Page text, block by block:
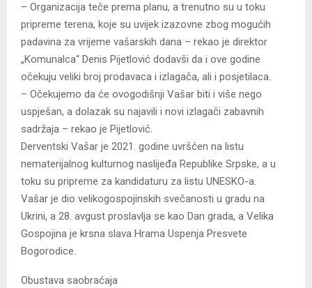
– Organizacija teče prema planu, a trenutno su u toku
pripreme terena, koje su uvijek izazovne zbog mogućih
padavina za vrijeme vašarskih dana – rekao je direktor
„Komunalca“ Denis Pijetlović dodavši da i ove godine
očekuju veliki broj prodavaca i izlagača, ali i posjetilaca.
– Očekujemo da će ovogodišnji Vašar biti i više nego
uspješan, a dolazak su najavili i novi izlagači zabavnih
sadržaja – rekao je Pijetlović.
Derventski Vašar je 2021. godine uvršćen na listu
nematerijalnog kulturnog naslijeđa Republike Srpske, a u
toku su pripreme za kandidaturu za listu UNESKO-a.
Vašar je dio velikogospojinskih svečanosti u gradu na
Ukrini, a 28. avgust proslavlja se kao Dan grada, a Velika
Gospojina je krsna slava Hrama Uspenja Presvete
Bogorodice.
Obustava saobraćaja